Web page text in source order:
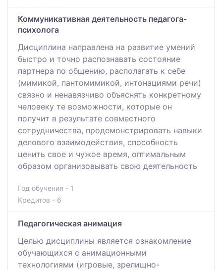
Коммуникативная деятельность педагога-
психолога
Дисциплина направлена на развитие умений
быстро и точно распознавать состояние
партнера по общению, располагать к себе
(мимикой, пантомимикой, интонациями речи)
связно и ненавязчиво объяснять конкретному
человеку те возможности, которые он
получит в результате совместного
сотрудничества, продемонстрировать навыки
делового взаимодействия, способность
ценить свое и чужое время, оптимальным
образом организовывать свою деятельность
Год обучения - 1
Кредитов - 6
Педагогическая анимация
Целью дисциплины является ознакомление
обучающихся с анимационными
технологиями (игровые, зрелищно-